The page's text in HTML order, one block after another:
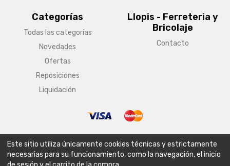
Categorías
Todas las categorías
Novedades
Ofertas
Reposiciones
Liquidación
Llopis - Ferreteria y
Bricolaje
Contacto
Aviso legal Condiciones generales de venta
Política de envío
Este sitio utiliza únicamente cookies técnicas y estrictamente
necesarias para su funcionamiento, como la navegación, el inicio